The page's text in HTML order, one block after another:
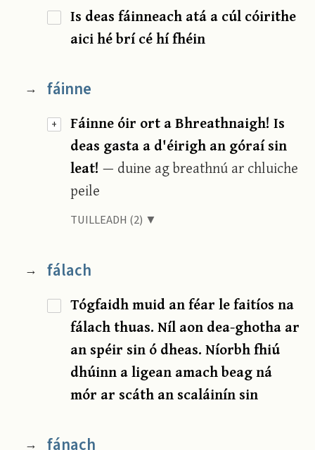
Is deas fáinneach atá a cúl cóirithe
aici hé brí cé hí fhéin
+
→ fáinne
Fáinne óir ort a Bhreathnaigh! Is
deas gasta a d'éirigh an góraí sin
leat!— duine ag breathnú ar chluiche
peile
TUILLEADH (2) ▼
→ fálach
Tógfaidh muid an féar le faitíos na
fálach thuas. Níl aon dea-ghotha ar
an spéir sin ó dheas. Níorbh fhiú
dhúinn a ligean amach beag ná
mór ar scáth an scaláinín sin
→ fánach